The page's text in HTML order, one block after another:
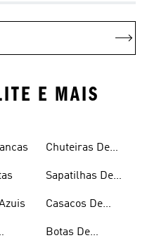
E MAIS
Chuteiras De
Sapatilhas De
Casacos De
Botas De